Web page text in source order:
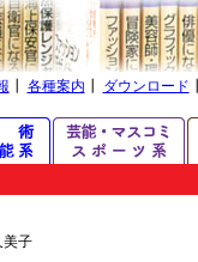
各種案内 ダウンロード
美子